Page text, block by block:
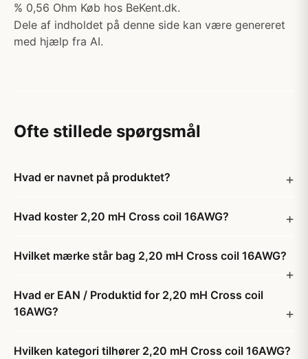
% 0,56 Ohm Køb hos BeKent.dk.
Dele af indholdet på denne side kan være genereret
med hjælp fra AI.
Ofte stillede spørgsmål
Hvad er navnet på produktet?
Hvad koster 2,20 mH Cross coil 16AWG?
Hvilket mærke står bag 2,20 mH Cross coil 16AWG?
Hvad er EAN / Produktid for 2,20 mH Cross coil
16AWG?
Hvilken kategori tilhører 2,20 mH Cross coil 16AWG?